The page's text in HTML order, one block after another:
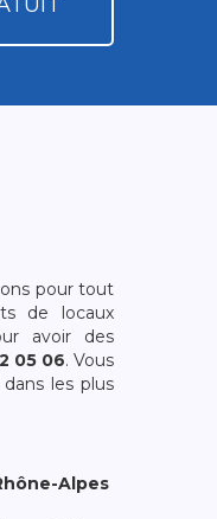
pour tout
de locaux
avoir des
05 06. Vous
les plus
Alpes